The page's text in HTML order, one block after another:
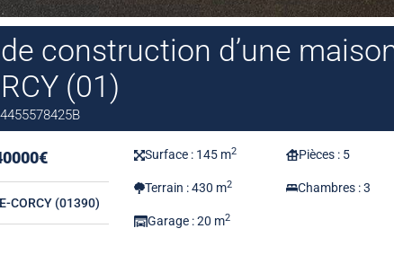
construction d’une
(01)
CORCY (01390)
Surface : 145 m2
Terrain : 430 m2
Garage : 20 m2
Pièces : 5
Chambres : 3